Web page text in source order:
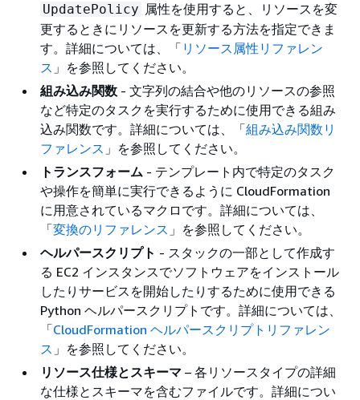
UpdatePolicy 属性を使用すると、リソースを変
更するときにリソースを更新する方法を指定できま
す。詳細については、「 リソース属性リファレン
ス 」を参照してください。
組み込み関数 - 文字列の結合や他のリソースの参照
など特定のタスクを実行するために使用できる組み
込み関数です。詳細については、「組み込み関数リ
ファレンス 」を参照してください。
トランスフォーム - テンプレート内で特定のタスク
や操作を簡単に実行できるように CloudFormation
に用意されているマクロです。詳細については、
「変換のリファレンス 」を参照してください。
ヘルパースクリプト - スタックの一部として作成す
る EC2 インスタンスでソフトウェアをインストール
したりサービスを開始したりするために使用できる
Python ヘルパースクリプトです。詳細については、
「CloudFormation ヘルパースクリプトリファレン
ス 」を参照してください。
リソース仕様とスキーマ – 各リソースタイプの詳細
な仕様とスキーマを含むファイルです。詳細につい